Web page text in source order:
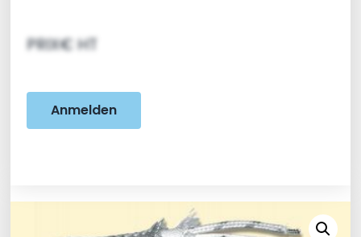
PRIX€ HT
Anmelden